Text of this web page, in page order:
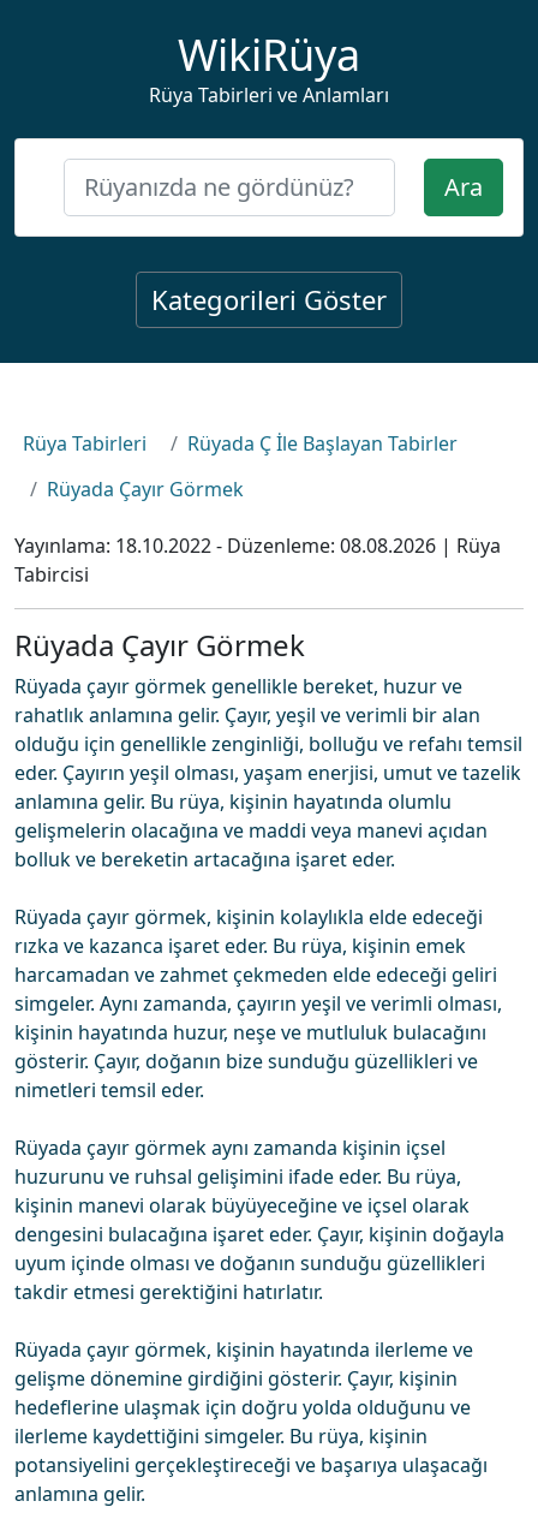
WikiRüya
Rüya Tabirleri ve Anlamları
Ara
Kategorileri Göster
Rüya Tabirleri
Rüyada Ç İle Başlayan Tabirler
Rüyada Çayır Görmek
Yayınlama: 18.10.2022- Düzenleme: 08.08.2026 | Rüya
Tabircisi
Rüyada Çayır Görmek
Rüyada çayır görmek genellikle bereket, huzur ve
rahatlık anlamına gelir. Çayır, yeşil ve verimli bir alan
olduğu için genellikle zenginliği, bolluğu ve refahı temsil
eder. Çayırın yeşil olması, yaşam enerjisi, umut ve tazelik
anlamına gelir. Bu rüya, kişinin hayatında olumlu
gelişmelerin olacağına ve maddi veya manevi açıdan
bolluk ve bereketin artacağına işaret eder.
Rüyada çayır görmek, kişinin kolaylıkla elde edeceği
rızka ve kazanca işaret eder. Bu rüya, kişinin emek
harcamadan ve zahmet çekmeden elde edeceği geliri
simgeler. Aynı zamanda, çayırın yeşil ve verimli olması,
kişinin hayatında huzur, neşe ve mutluluk bulacağını
gösterir. Çayır, doğanın bize sunduğu güzellikleri ve
nimetleri temsil eder.
Rüyada çayır görmek aynı zamanda kişinin içsel
huzurunu ve ruhsal gelişimini ifade eder. Bu rüya,
kişinin manevi olarak büyüyeceğine ve içsel olarak
dengesini bulacağına işaret eder. Çayır, kişinin doğayla
uyum içinde olması ve doğanın sunduğu güzellikleri
takdir etmesi gerektiğini hatırlatır.
Rüyada çayır görmek, kişinin hayatında ilerleme ve
gelişme dönemine girdiğini gösterir. Çayır, kişinin
hedeflerine ulaşmak için doğru yolda olduğunu ve
ilerleme kaydettiğini simgeler. Bu rüya, kişinin
potansiyelini gerçekleştireceği ve başarıya ulaşacağı
anlamına gelir.